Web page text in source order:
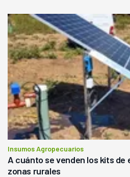
Insumos Agropecuarios
A cuánto se venden los kits de
zonas rurales